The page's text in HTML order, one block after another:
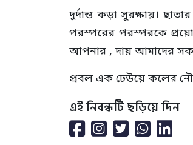
দুর্দান্ত কড়া সুরক্ষায়।
পরস্পরের পরস্পরকে
আপনার , দায় আমাদের
প্রবল এক ঢেউয়ে কলের
এই নিবন্ধটি ছড়িয়ে দিন